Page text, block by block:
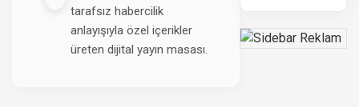
tarafsız habercilik
anlayışıyla özel içerikler
üreten dijital yayın masası.